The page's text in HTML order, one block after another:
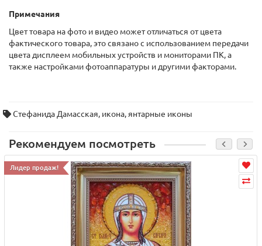
Примечания
Цвет товара на фото и видео может отличаться от цвета
фактического товара, это связано с использованием передачи
цвета дисплеем мобильных устройств и мониторами ПК, а
также настройками фотоаппаратуры и другими факторами.
Стефанида Дамасская, икона,янтарные иконы
Рекомендуем посмотреть
Лидер продаж!